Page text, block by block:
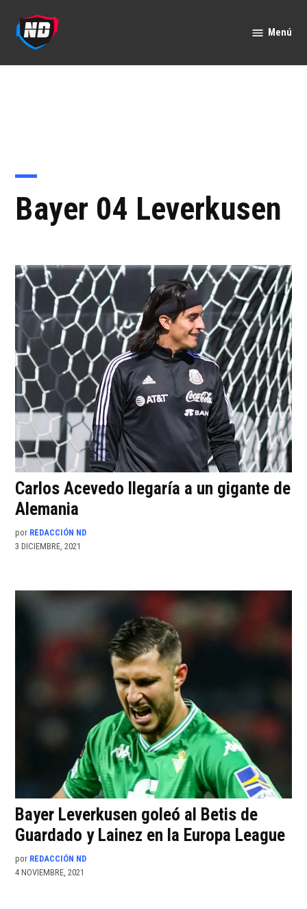
contenido
Menú
Bayer 04 Leverkusen
Carlos Acevedo llegaría a un gigante de
Alemania
por REDACCIÓN ND
3 DICIEMBRE, 2021
Bayer Leverkusen goleó al Betis de
Guardado y Lainez en la Europa League
por REDACCIÓN ND
4 NOVIEMBRE, 2021